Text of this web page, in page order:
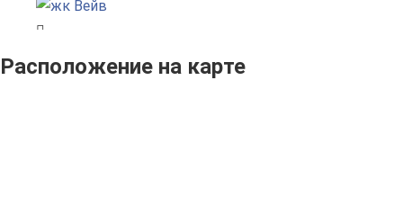
Расположение на карте